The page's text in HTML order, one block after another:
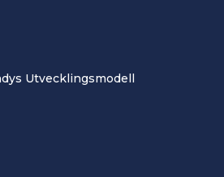
Utvecklingsmodell